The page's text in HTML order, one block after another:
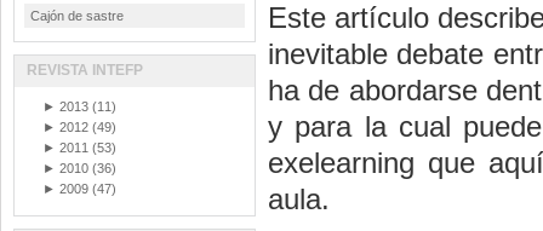
Este artículo
inevitable debate
ha de abordarse
y para la cual
exelearning que
aula.
Cajón de sastre
REVISTA INTEFP
► 2013 (11)
► 2012 (49)
► 2011 (53)
► 2010 (36)
► 2009 (47)